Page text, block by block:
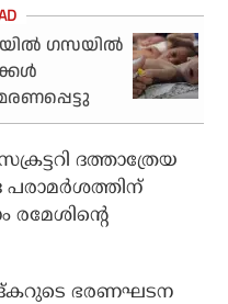
ഗസയില്‍
ദത്താത്രേയ
രമേശിന്റെ
ഭരണഘടന